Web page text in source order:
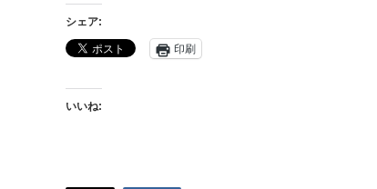
シェア:
印刷
いいね: